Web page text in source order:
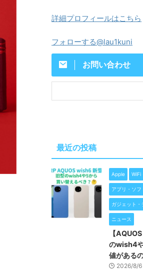
詳細プロフィールはこちら
フォローする@lau1kuni
お問い合わせ
最近の投稿
Apple WiFi
アプリ・ソフ
ガジェット・
ニュース
【
のwish4
値がある
2026/8/6